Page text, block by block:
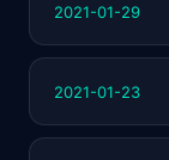
2021-01-29
2021-01-23